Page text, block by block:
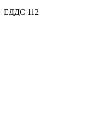
ЕДДС 112